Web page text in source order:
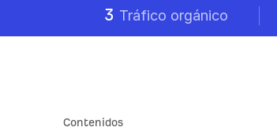
3 Tráfico orgánico
Contenidos